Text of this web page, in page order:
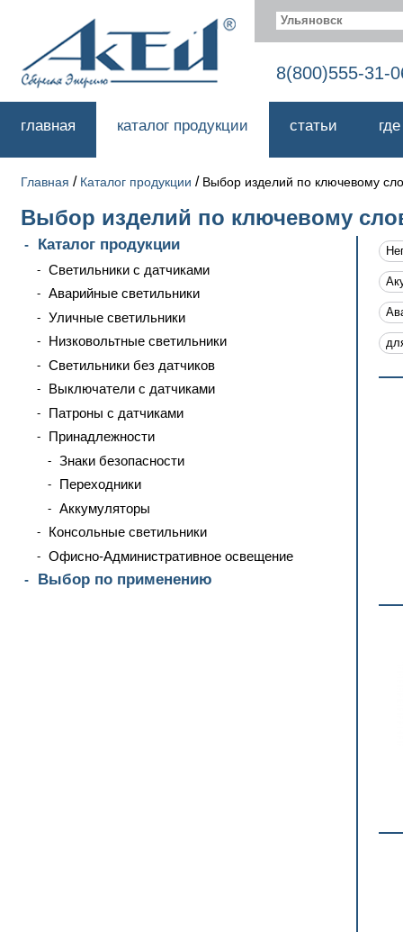
Ульяновск
8(800)555-31-
главная каталог продукции статьи
Главная / Каталог продукции / Выбор изделий по ключевому
Выбор изделий по ключевому
Каталог продукции
Светильники с датчиками
Аварийные светильники
Уличные светильники
Низковольтные светильники
Светильники без датчиков
Выключатели с датчиками
Патроны с датчиками
Принадлежности
Знаки безопасности
Переходники
Аккумуляторы
Консольные светильники
Офисно-Административное освещение
Выбор по применению